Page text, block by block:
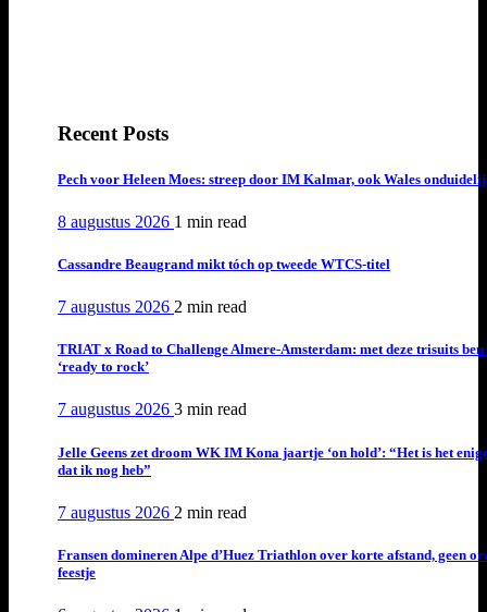
Recent Posts
Pech voor Heleen Moes: streep door IM Kalmar, ook Wales
8 augustus 2026 1 min read
Cassandre Beaugrand mikt tóch op tweede WTCS-titel
7 augustus 2026 2 min read
TRIAT x Road to Challenge Almere-Amsterdam: met deze trisuits ben
‘ready to rock’
7 augustus 2026 3 min read
Jelle Geens zet droom WK IM Kona jaartje ‘on hold’: “Het is het
dat ik nog heb”
7 augustus 2026 2 min read
Fransen domineren Alpe d’Huez Triathlon over korte afstand, geen
feestje